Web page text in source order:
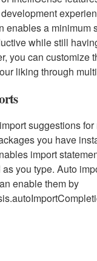
enables a minimum
while still
you can customize
liking through
suggestions
you have
import
you type. Auto
enable them by